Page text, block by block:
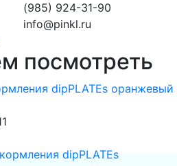
(985) 924-31-90
info@pinkl.ru
посмотреть
dipPLATEs оранжевый